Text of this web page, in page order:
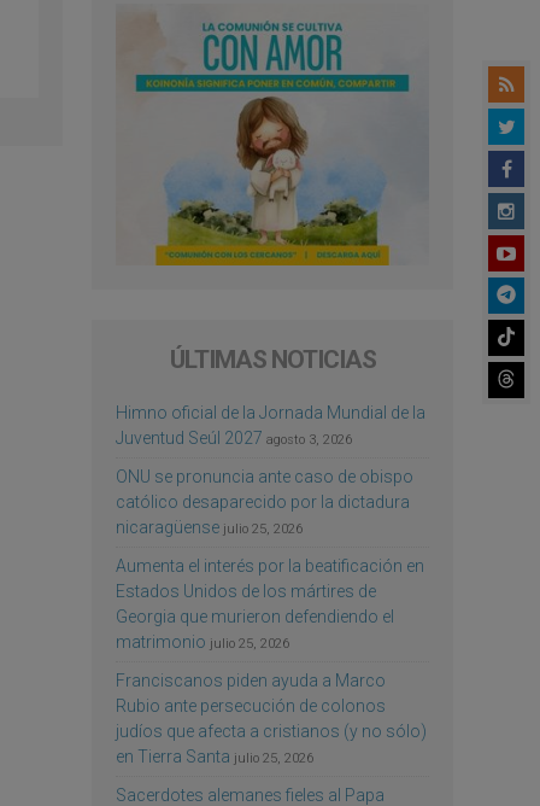
ÚLTIMAS NOTICIAS
Himno oficial de la Jornada Mundial de la
Juventud Seúl 2027 agosto 3, 2026
ONU se pronuncia ante caso de obispo
católico desaparecido por la dictadura
nicaragüense julio 25, 2026
Aumenta el interés por la beatificación en
Estados Unidos de los mártires de
Georgia que murieron defendiendo el
matrimonio julio 25, 2026
Franciscanos piden ayuda a Marco
Rubio ante persecución de colonos
judíos que afecta a cristianos (y no sólo)
en Tierra Santa julio 25, 2026
Sacerdotes alemanes fieles al Papa